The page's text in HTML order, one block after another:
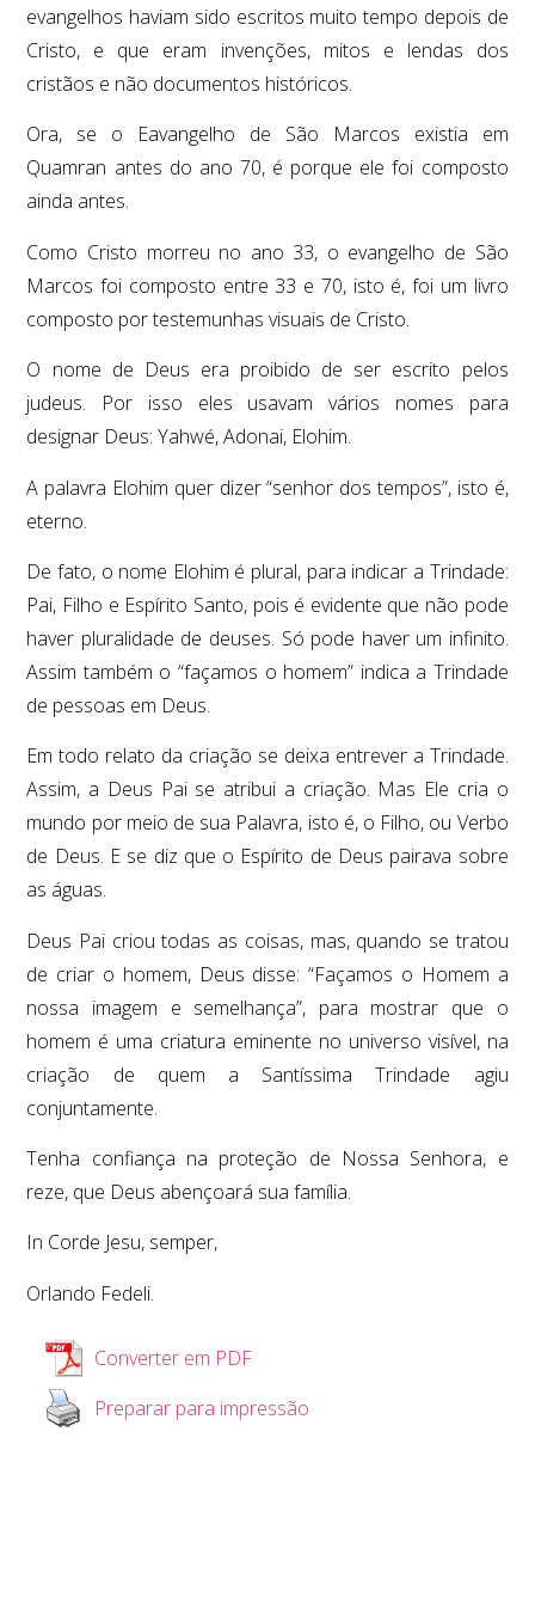
evangelhos haviam sido escritos muito tempo depois de
Cristo, e que eram invenções, mitos e lendas dos
cristãos e não documentos históricos.
Ora, se o Eavangelho de São Marcos existia em
Quamran antes do ano 70, é porque ele foi composto
ainda antes.
Como Cristo morreu no ano 33, o evangelho de São
Marcos foi composto entre 33 e 70, isto é, foi um livro
composto por testemunhas visuais de Cristo.
O nome de Deus era proibido de ser escrito pelos
judeus. Por isso eles usavam vários nomes para
designar Deus: Yahwé, Adonai, Elohim.
A palavra Elohim quer dizer “senhor dos tempos”, isto é,
eterno.
De fato, o nome Elohim é plural, para indicar a Trindade:
Pai, Filho e Espírito Santo, pois é evidente que não pode
haver pluralidade de deuses. Só pode haver um infinito.
Assim também o “façamos o homem” indica a Trindade
de pessoas em Deus.
Em todo relato da criação se deixa entrever a Trindade.
Assim, a Deus Pai se atribui a criação. Mas Ele cria o
mundo por meio de sua Palavra, isto é, o Filho, ou Verbo
de Deus. E se diz que o Espírito de Deus pairava sobre
as águas.
Deus Pai criou todas as coisas, mas, quando se tratou
de criar o homem, Deus disse: “Façamos o Homem a
nossa imagem e semelhança”, para mostrar que o
homem é uma criatura eminente no universo visível, na
criação de quem a Santíssima Trindade agiu
conjuntamente.
Tenha confiança na proteção de Nossa Senhora, e
reze, que Deus abençoará sua família.
In Corde Jesu, semper,
Orlando Fedeli.
Converter em PDF
Preparar para impressão